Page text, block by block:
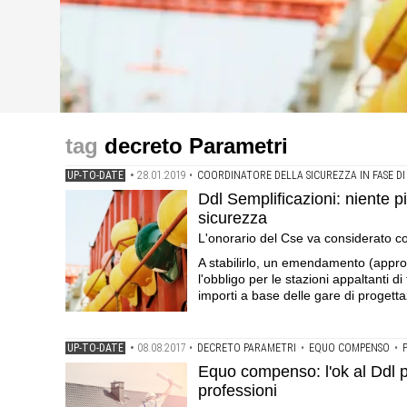
considerato come costo della sicurezza
community
Il calcolo parcella di architetti e ingegneri secondo il
decreto Parametri
UP-TO-DATE • 28.01.2019 • COORDINATORE DELLA SICUREZZA IN FASE
Ddl Semplificazioni: niente
sicurezza
L'onorario del Cse va considerato
A stabilirlo, un emendamento
l'obbligo per le stazioni appaltanti
importi a base delle gare di
UP-TO-DATE • 08.08.2017 • DECRETO PARAMETRI • EQUO COMPENSO •
Equo compenso: l'ok al Ddl
professioni